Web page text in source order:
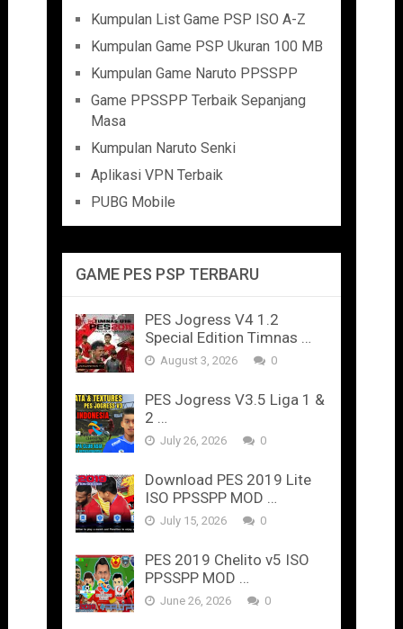
Kumpulan List Game PSP ISO A-Z
Kumpulan Game PSP Ukuran 100 MB
Kumpulan Game Naruto PPSSPP
Game PPSSPP Terbaik Sepanjang
Masa
Kumpulan Naruto Senki
Aplikasi VPN Terbaik
PUBG Mobile
GAME PES PSP TERBARU
PES Jogress V4 1.2
Special Edition Timnas …
August 3, 2026 0
PES Jogress V3.5 Liga 1 &
2 …
July 26, 2026 0
Download PES 2019 Lite
ISO PPSSPP MOD …
July 15, 2026 0
PES 2019 Chelito v5 ISO
PPSSPP MOD …
June 26, 2026 0